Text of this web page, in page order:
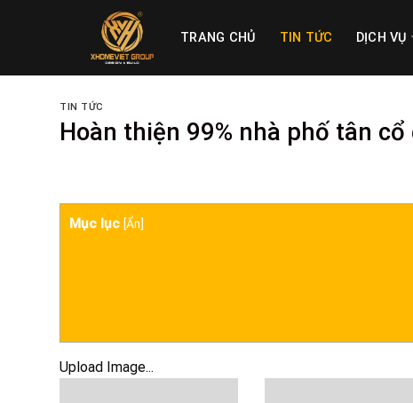
TRANG CHỦ TIN TỨC DỊCH VỤ
TIN TỨC
Hoàn thiện 99% nhà phố tân
Mục lục [Ẩn]
Upload Image...